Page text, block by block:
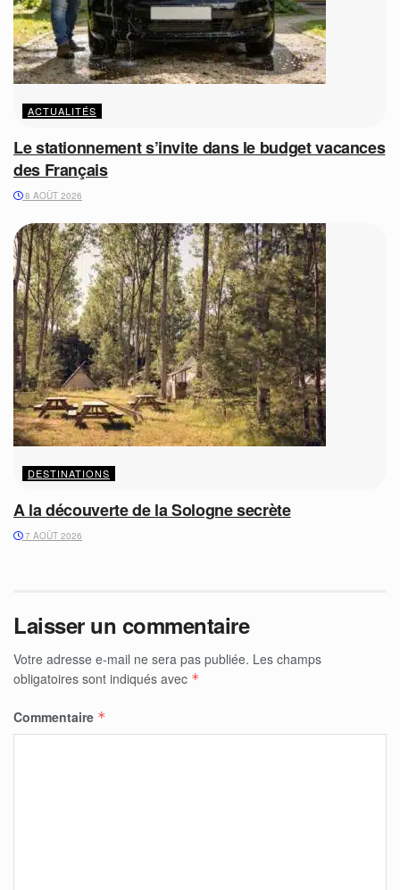
ACTUALITÉS
Le stationnement s’invite dans le budget vacances
des Français
8 AOÛT 2026
DESTINATIONS
A la découverte de la Sologne secrète
7 AOÛT 2026
Laisser un commentaire
Votre adresse e-mail ne sera pas publiée. Les champs
obligatoires sont indiqués avec *
Commentaire *